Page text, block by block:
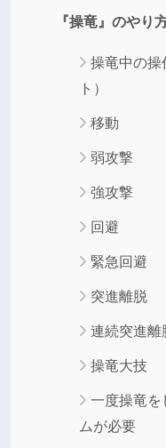
『操竜』のやり
操竜中の操
ト）
移動
弱攻撃
強攻撃
回避
緊急回避
突進離脱
連続突進離
操竜大技
一度操竜を
ムが必要